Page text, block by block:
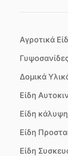
Αγροτικά
Δομικά
Είδη
Είδη
Είδη
Είδη